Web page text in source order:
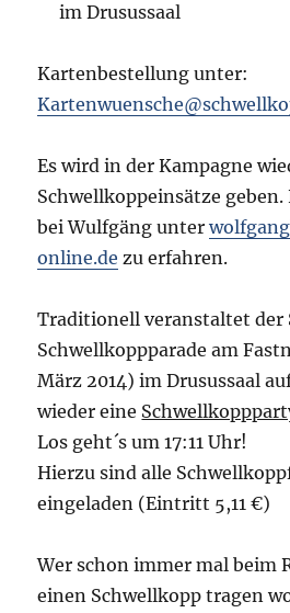
im Drusussaal
Kartenbestellung unter:
Es wird in der Kampagne
Schwellkoppeinsätze
bei Wulfgäng unter
online.de zu erfahren.
Traditionell veranstaltet der
Schwellkoppparade am
März 2014) im Drusussaal
wieder eine
Los geht´s um 17:11 Uhr!
Hierzu sind alle
eingeladen (Eintritt 5,11 €)
Wer schon immer mal beim
einen Schwellkopp tragen